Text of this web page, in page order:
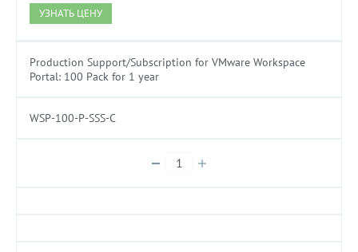
УЗНАТЬ ЦЕНУ
Production Support/Subscription for VMware Workspace
Portal: 100 Pack for 1 year
WSP-100-P-SSS-C